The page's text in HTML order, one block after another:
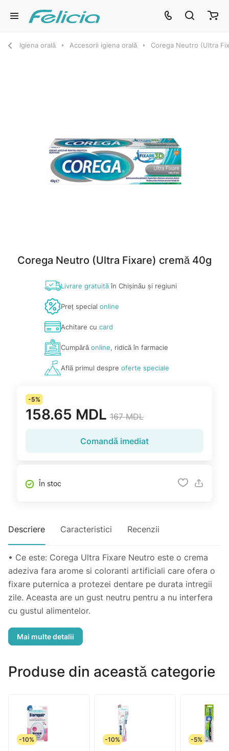
Igiena orală Accesorii igiena orală Corega Neutro (Ultra
Corega Neutro (Ultra Fixare) cremă 40g
Livrare gratuităîn Chișinău și regiuni
Preț special online
Achitare cu card
Cumpărăonline, ridică în farmacie
Află primul despre oferte speciale
-5%
158.65 MDL 167 MDL
Comandă imediat
În stoc
Descriere Caracteristici Recenzii
• Ce este: Corega Ultra Fixare Neutro este o crema
adeziva fara arome si coloranti artificiali care ofera o
fixare puternica a protezei dentare pe durata intregii
zile. Aceasta are un gust neutru pentru a nu interfera
cu gustul alimentelor.
dentara totala sau partiala si iti doresti fixarea ferma a
Corega Ultra Fixare Neutro este potrivita pentru tine.
• Beneficii: Ofera fixarea protezei dentare timp de 12
coloranti artificiali si adaos de arome.
Produse din această categorie
-10% -10% -5%